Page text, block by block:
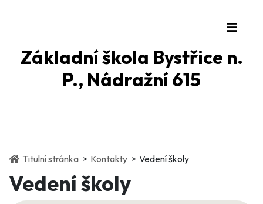
Základní škola Bystřice n.
P., Nádražní 615
Titulní stránka(current)
Kontakty(current)
Vedení školy
Vedení školy